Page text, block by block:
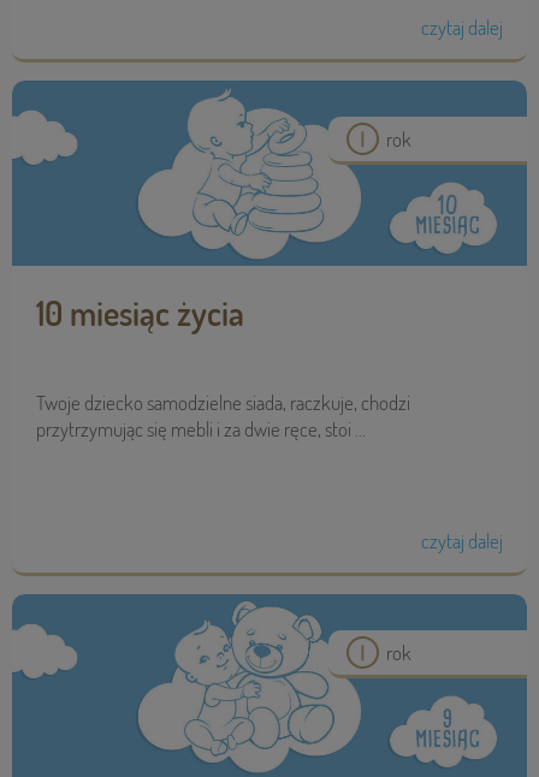
czytaj dalej
rok
10 miesiąc życia
Twoje dziecko samodzielne siada, raczkuje, chodzi
przytrzymując się mebli i za dwie ręce, stoi ...
czytaj dalej
rok